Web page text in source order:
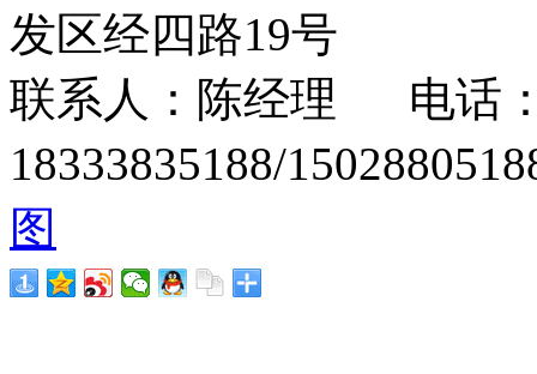
发区经四路19号
联系人：陈经理 电话
18333835188/
图